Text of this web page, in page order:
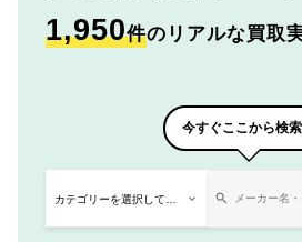
1,950件のリアルな買取
今すぐここから検索